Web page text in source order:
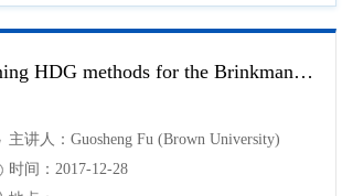
H(div)-conforming HDG methods for the Brinkman equations
主讲人：Guosheng Fu (Brown University)
时间：2017-12-28